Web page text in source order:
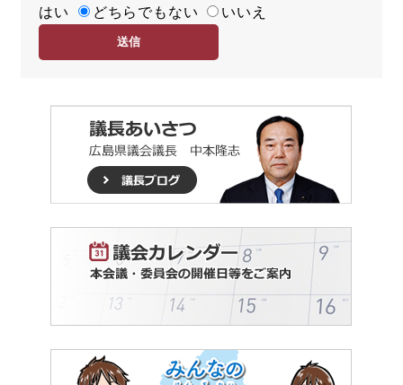
易
はい
どちらでもない いいえ